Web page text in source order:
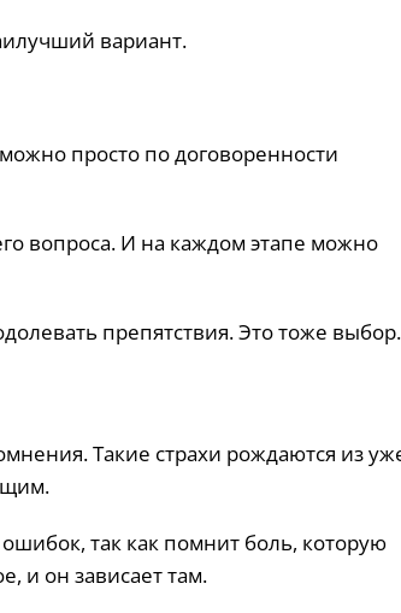
вариант.
просто по договоренности
вопроса. И на каждом этапе можно
препятствия. Это тоже выбор.
Такие страхи рождаются из
так как помнит боль, которую
и он зависает там.